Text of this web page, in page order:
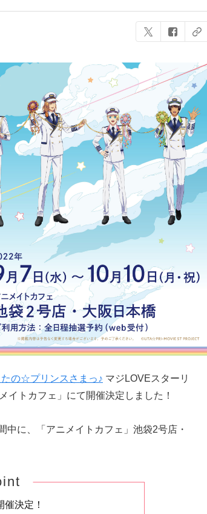
たの☆プリンスさまっ♪ マジLOVEスターリ
イトカフェ」にて開催決定しました！
に、「アニメイトカフェ」池袋2号店・
催決定！